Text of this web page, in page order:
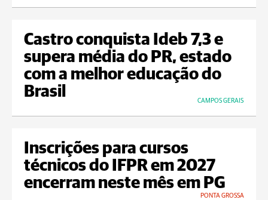
Castro conquista Ideb 7,3 e
supera média do PR, estado
com a melhor educação do
Brasil
CAMPOS GERAIS
Inscrições para cursos
técnicos do IFPR em 2027
encerram neste mês em PG
PONTA GROSSA